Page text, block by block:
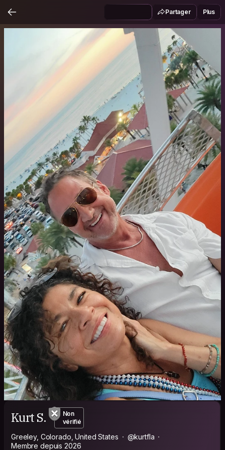
Partager Plus
Kurt S.
Non
vérifié
Greeley, Colorado, United States
@kurtfla
Membre depuis 2026